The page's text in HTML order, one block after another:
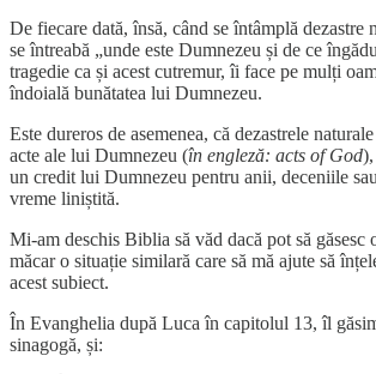
De fiecare dată, însă, când se întâmplă dezastre
se întreabă „unde este Dumnezeu și de ce
tragedie ca și acest cutremur, îi face pe mulți
îndoială bunătatea lui Dumnezeu.
Este dureros de asemenea, că dezastrele
acte ale lui Dumnezeu (în engleză: acts of God
un credit lui Dumnezeu pentru anii, deceniile
vreme liniștită.
Mi-am deschis Biblia să văd dacă pot să găsesc
măcar o situație similară care să mă ajute să
acest subiect.
În Evanghelia după Luca în capitolul 13, îl
sinagogă, și: